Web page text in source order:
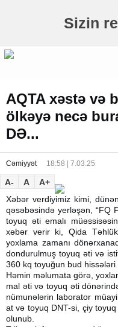
Sizin
AQTA xəstə və
ölkəyə necə
DƏ...
Cəmiyyət 18:58 | 7.03.25
A- A
A+
Xəbər verdiyimiz kimi,
qəsəbəsində yerləşən, “FQ
toyuq əti emalı
xəbər verir ki, Qida
yoxlama zamanı
dondurulmuş toyuq əti və
360 kq toyuğun bud hissələri
Həmin məlumata görə,
mal əti və toyuq əti
nümunələrin laborator
at və toyuq DNT-si, çiy
olunub.